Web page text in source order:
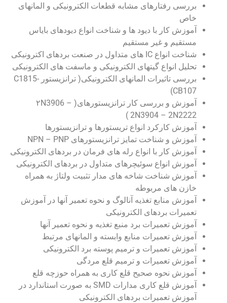
بررسی رفتارهای مشابه قطعات الکترونیکی و المانهای
خاص
آموزش کار با دیود ها و شناخت انواع دیودهای بایاس
مستقیم و غیر مستقیم
شناخت انواع IC های متداول در صنعت بردهای اکترونیکی
تحلیل انواع گیتهای الکترونیکی و ماسفت های الکترونیکی
بررسی تاثیرات المانهای الکترونیکی( ترانزیستور C1815-
CB107)
آموزش و بررسی کار ترانزیستورهای( ۲N3906 –
2N3904 – 2N2222 )
آموزش کارکرد انواع تریستورها و ترانزیستورها
آموزش و شناخت تمایز ترانزیستورهای NPN – PNP
آموزش کار با انواع رله های فرمان در بردهای الکترونیکی
آموزش انواع سوئیچرهای متداول در بردهای الکترونیکی
آموزش شناخت شاخه های مدار تثبیت ولتاژ به همراه
خازن های مربوطه
آموزش منابع تغذیه آنالوگ و نحوه تعمیر آنها در آموزش
تعمیرات بردهای الکترونیکی
آموزش تعمیرات برد منبع تغذیه و نحوه تعمیر آنها
آموزش تعمیرات منابع وابسته و المانهای مرتبط
آموزش تعمیرات و ترمیم پوسته برد الکترونیکی
آموزش تعمیرات و ترمیم قلع مردگی
آموزش نحوه صحیح قلع کاری به همراه حوزچه قلع
آموزش قلع کاری مدارات SMD به صورت استاندارد در
آموزش تعمیرات بردهای الکترونیکی